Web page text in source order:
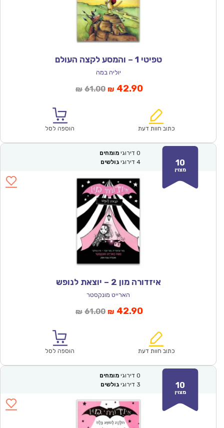
טפיטי 1 – והמסע לקצה העולם
יוליה במה
₪ 61.00המחיר
₪61.00.
₪ 42.90המחיר
הוא:
כתוב חוות דעת הוספה לסל
10
מצוין
0 דירוגי מומחים
4 דירוגי גולשים
איזדורה מון 2 – יוצאת לנופש
הארייט מונקסטר
₪ 61.00המחיר
₪61.00.
₪ 42.90המחיר
הוא:
כתוב חוות דעת הוספה לסל
10
מצוין
0 דירוגי מומחים
3 דירוגי גולשים